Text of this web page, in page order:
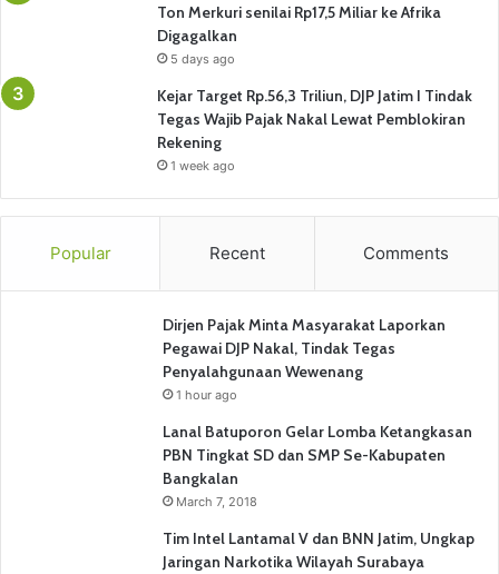
Ton Merkuri senilai Rp17,5 Miliar ke Afrika
Digagalkan
5 days ago
Kejar Target Rp.56,3 Triliun, DJP Jatim I Tindak
Tegas Wajib Pajak Nakal Lewat Pemblokiran
Rekening
1 week ago
Popular Recent Comments
Dirjen Pajak Minta Masyarakat Laporkan
Pegawai DJP Nakal, Tindak Tegas
Penyalahgunaan Wewenang
1 hour ago
Lanal Batuporon Gelar Lomba Ketangkasan
PBN Tingkat SD dan SMP Se-Kabupaten
Bangkalan
March 7, 2018
Tim Intel Lantamal V dan BNN Jatim, Ungkap
Jaringan Narkotika Wilayah Surabaya